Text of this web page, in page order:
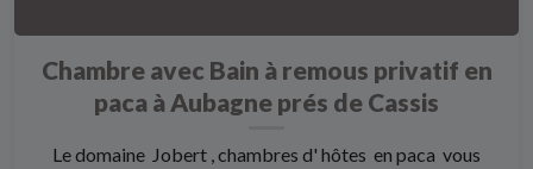
Chambre avec Bain à remous privatif en
paca à Aubagne prés de Cassis
Le domaine Jobert , chambres d' hôtes en paca vous